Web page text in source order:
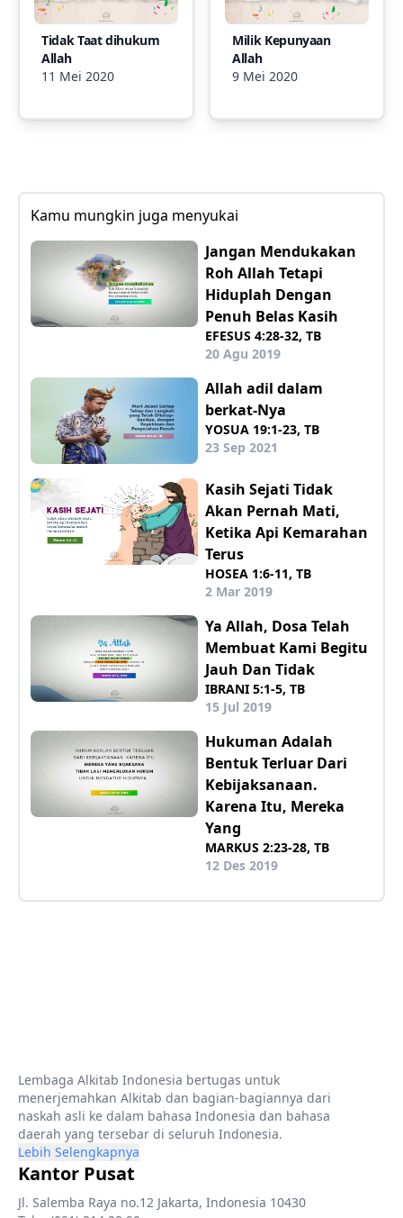
Tidak Taat dihukum
Allah
11 Mei 2020
Milik Kepunyaan
Allah
9 Mei 2020
Kamu mungkin juga menyukai
Jangan Mendukakan
Roh Allah Tetapi
Hiduplah Dengan
Penuh Belas Kasih
EFESUS 4:28-32, TB
20 Agu 2019
Allah adil dalam
berkat-Nya
YOSUA 19:1-23, TB
23 Sep 2021
Kasih Sejati Tidak
Akan Pernah Mati,
Ketika Api Kemarahan
Terus
HOSEA 1:6-11, TB
2 Mar 2019
Ya Allah, Dosa Telah
Membuat Kami Begitu
Jauh Dan Tidak
IBRANI 5:1-5, TB
15 Jul 2019
Hukuman Adalah
Bentuk Terluar Dari
Kebijaksanaan.
Karena Itu, Mereka
Yang
MARKUS 2:23-28, TB
12 Des 2019
Lembaga Alkitab Indonesia bertugas untuk
menerjemahkan Alkitab dan bagian-bagiannya dari
naskah asli ke dalam bahasa Indonesia dan bahasa
daerah yang tersebar di seluruh Indonesia.
Lebih Selengkapnya
Kantor Pusat
Jl. Salemba Raya no.12 Jakarta, Indonesia 10430